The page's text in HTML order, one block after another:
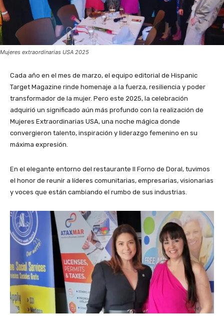
Mujeres extraordinarias USA 2025
Cada año en el mes de marzo, el equipo editorial de Hispanic
Target Magazine rinde homenaje a la fuerza, resiliencia y poder
transformador de la mujer. Pero este 2025, la celebración
adquirió un significado aún más profundo con la realización de
Mujeres Extraordinarias USA, una noche mágica donde
convergieron talento, inspiración y liderazgo femenino en su
máxima expresión.
En el elegante entorno del restaurante Il Forno de Doral, tuvimos
el honor de reunir a líderes comunitarias, empresarias, visionarias
y voces que están cambiando el rumbo de sus industrias.